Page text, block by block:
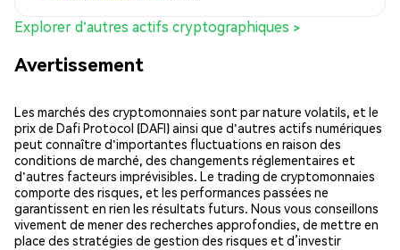
Explorer d'autres actifs cryptographiques >
Avertissement
Les marchés des cryptomonnaies sont par nature volatils, et le
prix de Dafi Protocol (DAFI) ainsi que d'autres actifs numériques
peut connaître d'importantes fluctuations en raison des
conditions de marché, des changements réglementaires et
d'autres facteurs imprévisibles. Le trading de cryptomonnaies
comporte des risques, et les performances passées ne
garantissent en rien les résultats futurs. Nous vous conseillons
vivement de mener des recherches approfondies, de mettre en
place des stratégies de gestion des risques et d’investir